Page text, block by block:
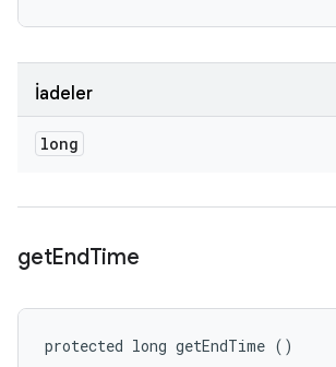
İadeler
long
getEndTime
protected long getEndTime ()